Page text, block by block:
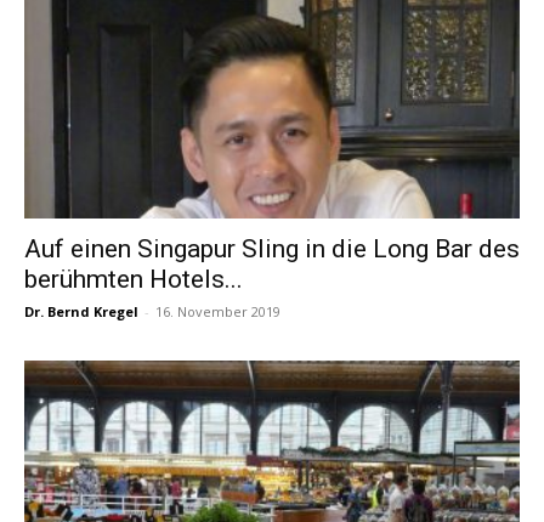
Auf einen Singapur Sling in die Long Bar des
berühmten Hotels...
Dr. Bernd Kregel - 16. November 2019